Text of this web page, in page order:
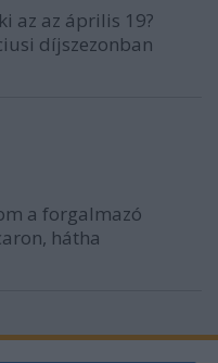
az az április 19?
díjszezonban
a forgalmazó
hátha